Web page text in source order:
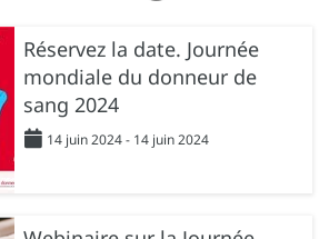
Réservez la date. Journée
mondiale du donneur de
sang 2024
14 juin 2024 - 14 juin 2024